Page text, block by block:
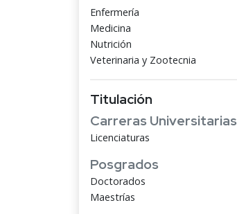
Enfermería
Medicina
Nutrición
Veterinaria y Zootecnia
Titulación
Carreras Universitarias
Licenciaturas
Posgrados
Doctorados
Maestrías